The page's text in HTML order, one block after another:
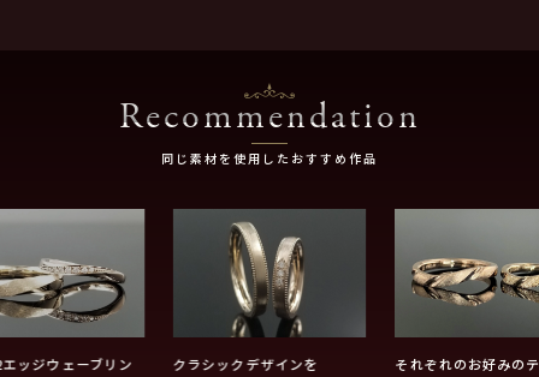
Recommendation
同じ素材を使用したおすすめ作品
ッジウェーブリン
クラシックデザインを
それぞれのお好みの